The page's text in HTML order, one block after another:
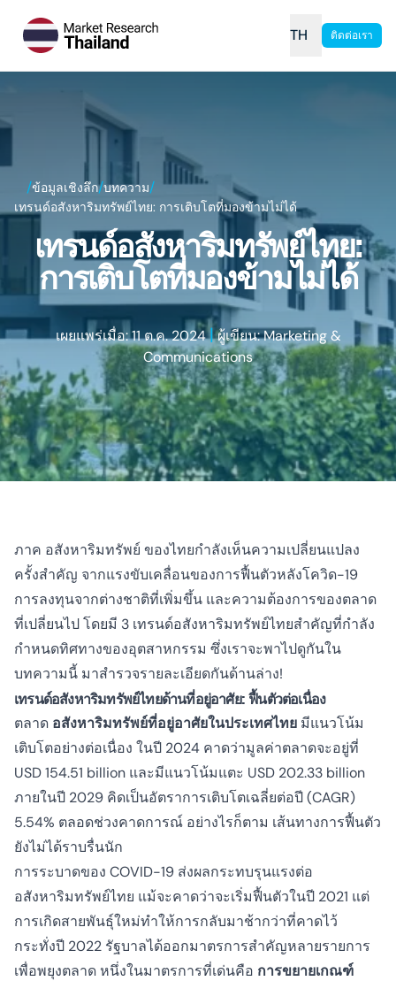
TH ติดต่อเรา
/ข้อมูลเชิงลึก/บทความ/
เทรนด์อสังหาริมทรัพย์ไทย: การเติบโตที่มองข้ามไม่ได้
เทรนด์อสังหาริมทรัพย์ไทย:
การเติบโตที่มองข้ามไม่ได้
เผยแพร่เมื่อ: 11 ต.ค. 2024|ผู้เขียน: Marketing &
Communications
ภาค อสังหาริมทรัพย์ ของไทยกำลังเห็นความเปลี่ยนแปลง
ครั้งสำคัญ จากแรงขับเคลื่อนของการฟื้นตัวหลังโควิด-19
การลงทุนจากต่างชาติที่เพิ่มขึ้น และความต้องการของตลาด
ที่เปลี่ยนไป โดยมี 3 เทรนด์อสังหาริมทรัพย์ไทยสำคัญที่กำลัง
กำหนดทิศทางของอุตสาหกรรม ซึ่งเราจะพาไปดูกันใน
บทความนี้ มาสำรวจรายละเอียดกันด้านล่าง!
เทรนด์อสังหาริมทรัพย์ไทยด้านที่อยู่อาศัย: ฟื้นตัวต่อเนื่อง
ตลาด อสังหาริมทรัพย์ที่อยู่อาศัยในประเทศไทย มีแนวโน้ม
เติบโตอย่างต่อเนื่อง ในปี 2024 คาดว่ามูลค่าตลาดจะอยู่ที่
USD 154.51 billion และมีแนวโน้มแตะ USD 202.33 billion
ภายในปี 2029 คิดเป็นอัตราการเติบโตเฉลี่ยต่อปี (CAGR)
5.54% ตลอดช่วงคาดการณ์ อย่างไรก็ตาม เส้นทางการฟื้นตัว
ยังไม่ได้ราบรื่นนัก
การระบาดของ COVID-19 ส่งผลกระทบรุนแรงต่อ
อสังหาริมทรัพย์ไทย แม้จะคาดว่าจะเริ่มฟื้นตัวในปี 2021 แต่
การเกิดสายพันธุ์ใหม่ทำให้การกลับมาช้ากว่าที่คาดไว้
กระทั่งปี 2022 รัฐบาลได้ออกมาตรการสำคัญหลายรายการ
เพื่อพยุงตลาด หนึ่งในมาตรการที่เด่นคือ การขยายเกณฑ์